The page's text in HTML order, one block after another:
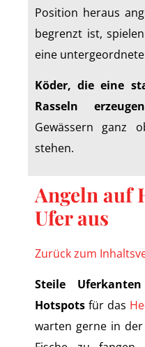
Position heraus
begrenzt ist,
eine untergeordnete
Köder, die eine
Rasseln
Gewässern ganz
stehen.
Angeln auf
Ufer aus
Zurück zum
Steile
Hotspots für das
warten gerne in